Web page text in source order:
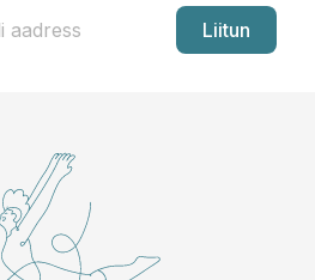
Liitun